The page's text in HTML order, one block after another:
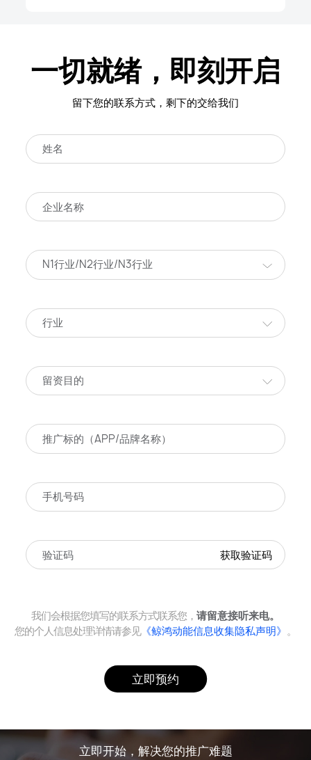
一切就绪，即刻开启
留下您的联系方式，剩下的交给我们
N1行业/N2行业/N3行业
行业
留资目的
获取验证码
我们会根据您填写的联系方式联系您， 请留意接听来电。
您的个人信息处理详情请参见《鲸鸿动能信息收集隐私声明》 。
立即预约
立即开始，解决您的推广难题